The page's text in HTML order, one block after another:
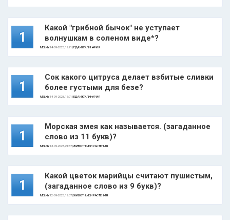
1
Какой "грибной бычок" не уступает
волнушкам в соленом виде*?
MELKIY14-09-2023, 19:21 |ЕДА И КУЛИНАРИЯ
1
Сок какого цитруса делает взбитые сливки
более густыми для безе?
MELKIY14-09-2023, 16:01 |ЕДА И КУЛИНАРИЯ
1
Морская змея как называется. (загаданное
слово из 11 букв)?
MELKIY13-09-2023, 21:37 |ЖИВОТНЫЕ И РАСТЕНИЯ
1
Какой цветок марийцы считают пушистым,
(загаданное слово из 9 букв)?
MELKIY12-09-2023, 19:37 |ЖИВОТНЫЕ И РАСТЕНИЯ